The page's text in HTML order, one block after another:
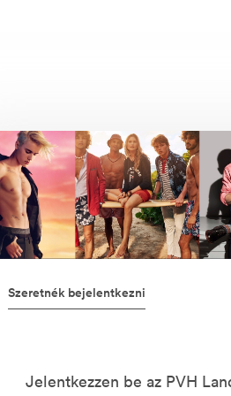
Szeretnék bejelentkezni
Jelentkezzen be az PVH